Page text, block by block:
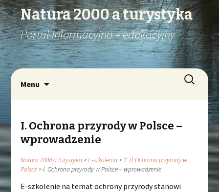
Natura 2000 a turystyka
Portal informacyjno – edukacyjny
Menu
treści
Szukaj:
I. Ochrona przyrody w Polsce –
wprowadzenie
Natura 2000 a turystyka>E-szkolenia> (E1) Ochrona przyrody w
Polsce>I. Ochrona przyrody w Polsce – wprowadzenie
E-szkolenie na temat ochrony przyrody stanowi